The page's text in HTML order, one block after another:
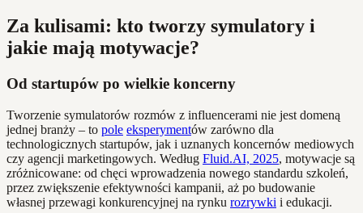
Za kulisami: kto tworzy symulatory i
jakie mają motywacje?
Od startupów po wielkie koncerny
Tworzenie symulatorów rozmów z influencerami nie jest domeną
jednej branży – to pole eksperymentów zarówno dla
technologicznych startupów, jak i uznanych koncernów mediowych
czy agencji marketingowych. Według Fluid.AI, 2025, motywacje są
zróżnicowane: od chęci wprowadzenia nowego standardu szkoleń,
przez zwiększenie efektywności kampanii, aż po budowanie
własnej przewagi konkurencyjnej na rynku rozrywki i edukacji.